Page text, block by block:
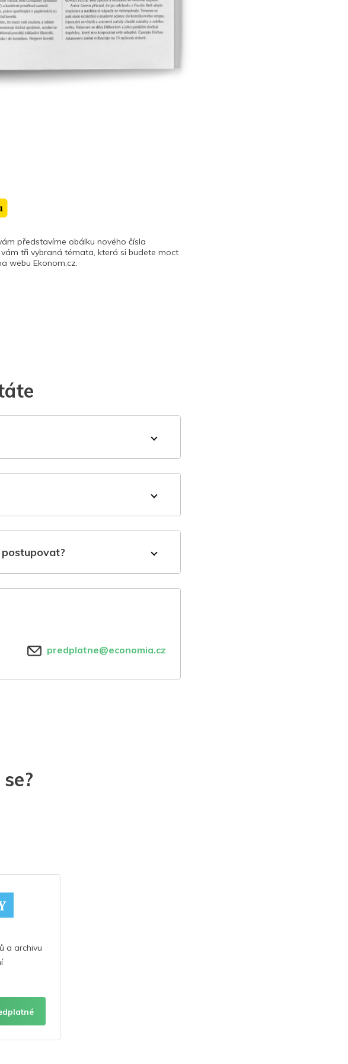
představíme obálku nového čísla
tři vybraná témata, která si budete moct
webu Ekonom.cz.
predplatne@economia.cz
a archivu